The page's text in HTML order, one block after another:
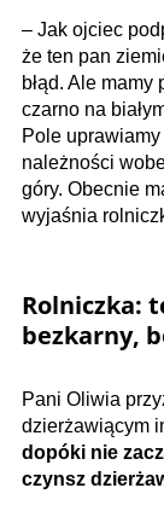
– Jak ojciec
że ten pan
błąd. Ale
czarno na
Pole
należności
góry. Obecnie
wyjaśnia
Rolniczka:
bezkarny,
Pani Oliwia
dzierżawiącym
dopóki nie
czynsz